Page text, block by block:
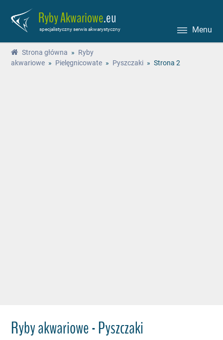
Ryby Akwariowe.eu
specjalistyczny serwis akwarystyczny Menu
Strona główna » Ryby
akwariowe » Pielęgnicowate » Pyszczaki » Strona 2
Ryby akwariowe - Pyszczaki